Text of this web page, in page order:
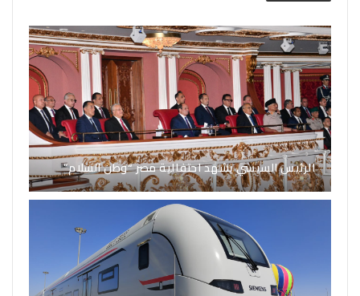
الرئيس السيسي يشهد احتفالية مصر “وطن السلام”